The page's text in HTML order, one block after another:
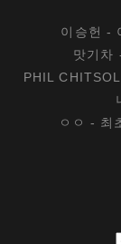
이승헌 -
맛기차
PHIL
ㅇㅇ - 최